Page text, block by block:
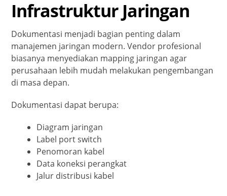
Infrastruktur Jaringan
Dokumentasi menjadi bagian penting dalam
manajemen jaringan modern. Vendor profesional
biasanya menyediakan mapping jaringan agar
perusahaan lebih mudah melakukan pengembangan
di masa depan.
Dokumentasi dapat berupa:
Diagram jaringan
Label port switch
Penomoran kabel
Data koneksi perangkat
Jalur distribusi kabel